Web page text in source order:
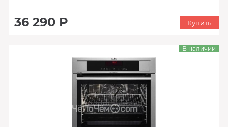
36 290 Р Купить
В наличии